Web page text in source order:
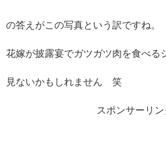
の答えがこの写真という訳ですね。
花嫁が披露宴でガツガツ肉を食べる
見ないかもしれません 笑
スポンサーリン